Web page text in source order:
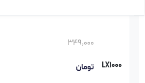
LX1000
349,000
تومان